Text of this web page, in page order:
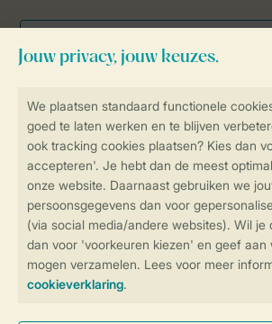
Controle over jouw
Veilig en snel online boeken
Veilige gegevensoverdracht
Veilige betaling